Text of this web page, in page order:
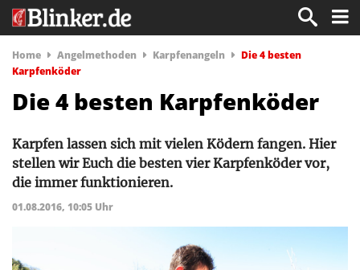
Home Angelmethoden Karpfenangeln
Die 4 besten
Karpfenköder
Die 4 besten Karpfenköder
Karpfen lassen sich mit vielen Ködern fangen. Hier
stellen wir Euch die besten vier Karpfenköder vor,
die immer funktionieren.
01.08.2016, 10:05 Uhr